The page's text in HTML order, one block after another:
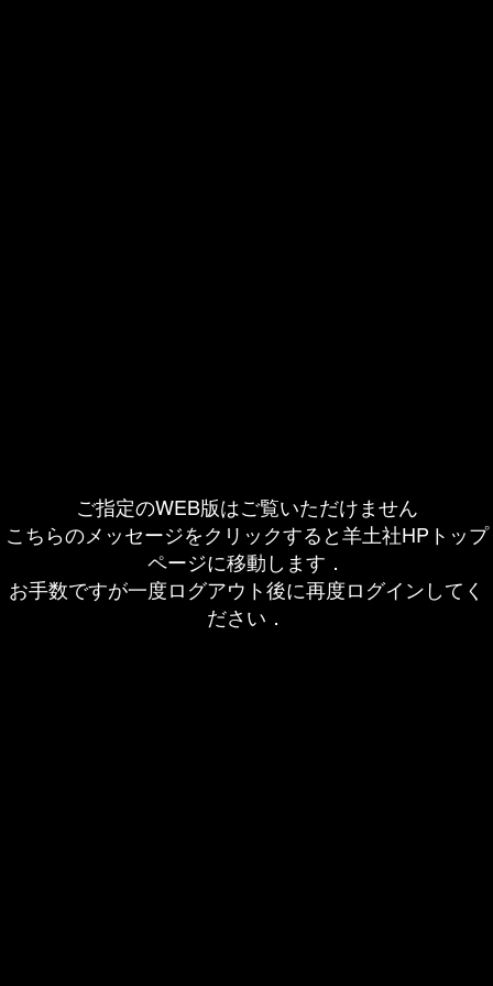
ご指定のWEB版はご覧いただけません
こちらのメッセージをクリックすると羊土社HPトップ
ページに移動します．
お手数ですが一度ログアウト後に再度ログインしてく
ださい．